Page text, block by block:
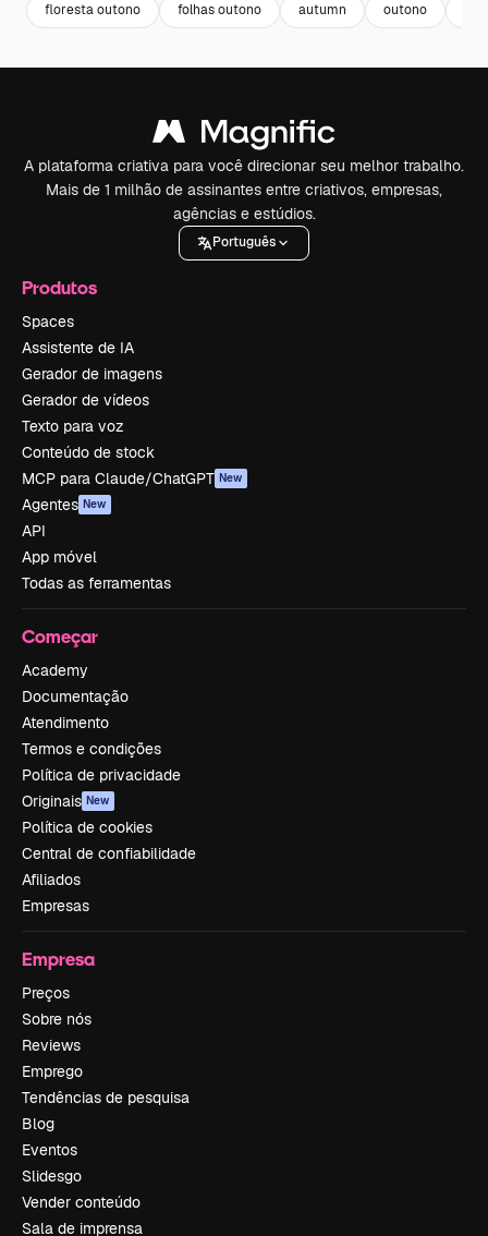
floresta outono folhas outono autumn outono
A plataforma criativa para você direcionar seu melhor trabalho.
Mais de 1 milhão de assinantes entre criativos, empresas,
agências e estúdios.
Português
Produtos
Spaces
Assistente de IA
Gerador de imagens
Gerador de vídeos
Texto para voz
Conteúdo de stock
MCP para Claude/ChatGPT New
Agentes New
API
App móvel
Todas as ferramentas
Começar
Academy
Documentação
Atendimento
Termos e condições
Política de privacidade
Originais New
Política de cookies
Central de confiabilidade
Afiliados
Empresas
Empresa
Preços
Sobre nós
Reviews
Emprego
Tendências de pesquisa
Blog
Eventos
Slidesgo
Vender conteúdo
Sala de imprensa